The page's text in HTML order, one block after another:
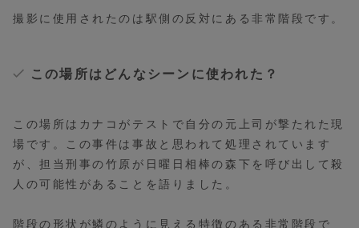
撮影に使用されたのは駅側の反対にある非常階段です。
この場所はどんなシーンに使われた？
この場所はカナコがテストで自分の元上司が撃たれた現
場です。この事件は事故と思われて処理されています
が、担当刑事の竹原が日曜日相棒の森下を呼び出して殺
人の可能性があることを語りました。
階段の形状が鱗のように見える特徴のある非常階段で